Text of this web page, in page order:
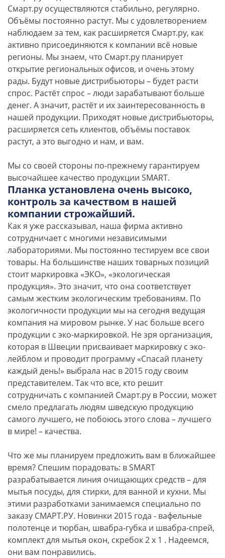
Смарт.ру осуществляются стабильно, регулярно.
Объёмы постоянно растут. Мы с удовлетворением
наблюдаем за тем, как расширяется Смарт.ру, как
активно присоединяются к компании всё новые
регионы. Мы знаем, что Смарт.ру планирует
открытие региональных офисов, и очень этому
рады. Будут новые дистрибьюторы – будет расти
спрос. Растёт спрос – люди зарабатывают больше
денег. А значит, растёт и их заинтересованность в
нашей продукции. Приходят новые дистрибьюторы,
расширяется сеть клиентов, объёмы поставок
растут, а это выгодно и нам, и вам.
Мы со своей стороны по-прежнему гарантируем
высочайшее качество продукции SMART.
Планка установлена очень высоко,
контроль за качеством в нашей
компании строжайший.
Как я уже рассказывал, наша фирма активно
сотрудничает с многими независимыми
лабораториями. Мы постоянно тестируем все свои
товары. На большинстве наших товарных позиций
стоит маркировка «ЭКО», «экологическая
продукция». Это значит, что она соответствует
самым жестким экологическим требованиям. По
экологичности продукции мы на сегодня ведущая
компания на мировом рынке. У нас больше всего
продукции с эко-маркировкой. Не зря организация,
которая в Швеции присваивает маркировку с эко-
лейблом и проводит программу «Спасай планету
каждый день!» выбрала нас в 2015 году своим
представителем. Так что все, кто решит
сотрудничать с компанией Смарт.ру в России, может
смело предлагать людям шведскую продукцию
самого лучшего, не побоюсь этого слова – лучшего
в мире! – качества.
Что же мы планируем предложить вам в ближайшее
время? Спешим порадовать: в SMART
разрабатывается линия очищающих средств – для
мытья посуды, для стирки, для ванной и кухни. Мы
этими разработками занимаемся специально по
заказу СМАРТ.РУ. Новинки 2015 года - вафельные
полотенце и тюрбан, швабра-губка и швабра-спрей,
комплект для мытья окон, скребок 2 х 1 . Надеемся,
они вам понравились.